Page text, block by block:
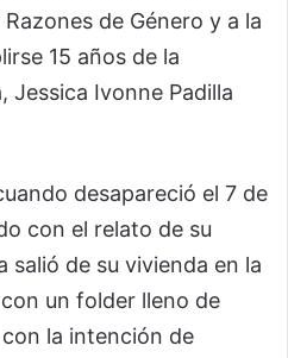
de Género y a la
15 años de la
Jessica Ivonne Padilla
desapareció el 7 de
con el relato de su
salió de su vivienda en la
un folder lleno de
la intención de